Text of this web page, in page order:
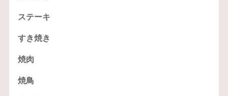
ステーキ
すき焼き
焼肉
焼鳥